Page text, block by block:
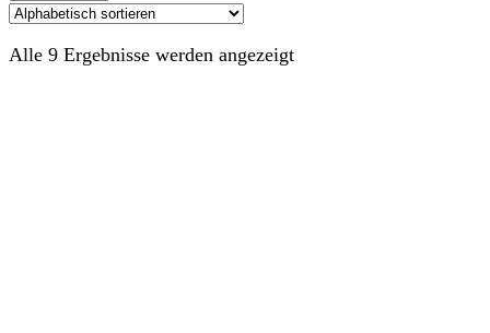
Alle 9 Ergebnisse werden angezeigt